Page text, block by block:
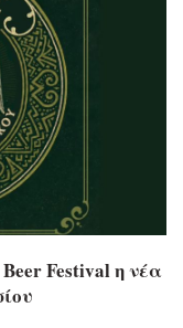
Festival η νέα